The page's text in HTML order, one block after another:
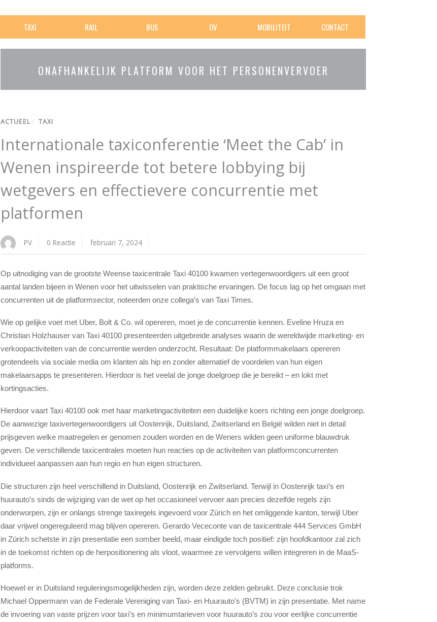
TAXI RAIL BUS OV MOBILITEIT CONTACT
ONAFHANKELIJK PLATFORM VOOR HET PERSONENVERVOER
ACTUEEL/ TAXI
Internationale taxiconferentie ‘Meet the Cab’ in
Wenen inspireerde tot betere lobbying bij
wetgevers en effectievere concurrentie met
platformen
PV 0 Reactie februari 7, 2024
Op uitnodiging van de grootste Weense taxicentrale Taxi 40100 kwamen vertegenwoordigers uit een groot
aantal landen bijeen in Wenen voor het uitwisselen van praktische ervaringen. De focus lag op het omgaan met
concurrenten uit de platformsector, noteerden onze collega’s van Taxi Times.
Wie op gelijke voet met Uber, Bolt & Co. wil opereren, moet je de concurrentie kennen. Eveline Hruza en
Christian Holzhauser van Taxi 40100 presenteerden uitgebreide analyses waarin de wereldwijde marketing- en
verkoopactiviteiten van de concurrentie werden onderzocht. Resultaat: De platformmakelaars opereren
grotendeels via sociale media om klanten als hip en zonder alternatief de voordelen van hun eigen
makelaarsapps te presenteren. Hierdoor is het veelal de jonge doelgroep die je bereikt – en lokt met
kortingsacties.
Hierdoor vaart Taxi 40100 ook met haar marketingactiviteiten een duidelijke koers richting een jonge doelgroep.
De aanwezige taxivertegenwoordigers uit Oostenrijk, Duitsland, Zwitserland en België wilden niet in detail
prijsgeven welke maatregelen er genomen zouden worden en de Weners wilden geen uniforme blauwdruk
geven. De verschillende taxicentrales moeten hun reacties op de activiteiten van platformconcurrenten
individueel aanpassen aan hun regio en hun eigen structuren.
Die structuren zijn heel verschillend in Duitsland, Oostenrijk en Zwitserland. Terwijl in Oostenrijk taxi’s en
huurauto’s sinds de wijziging van de wet op het occasioneel vervoer aan precies dezelfde regels zijn
onderworpen, zijn er onlangs strenge taxiregels ingevoerd voor Zürich en het omliggende kanton, terwijl Uber
daar vrijwel ongereguleerd mag blijven opereren. Gerardo Vececonte van de taxicentrale 444 Services GmbH
in Zürich schetste in zijn presentatie een somber beeld, maar eindigde toch positief: zijn hoofdkantoor zal zich
in de toekomst richten op de herpositionering als vloot, waarmee ze vervolgens willen integreren in de MaaS-
platforms.
Hoewel er in Duitsland reguleringsmogelijkheden zijn, worden deze zelden gebruikt. Deze conclusie trok
Michael Oppermann van de Federale Vereniging van Taxi- en Huurauto’s (BVTM) in zijn presentatie. Met name
de invoering van vaste prijzen voor taxi’s en minimumtarieven voor huurauto’s zou voor eerlijke concurrentie